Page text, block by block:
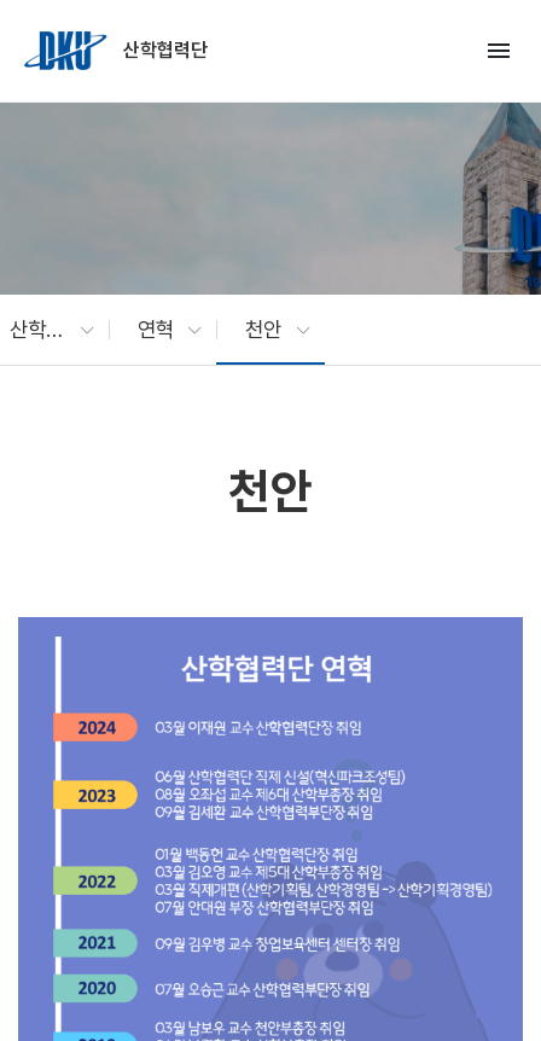
산학협력단
menu
산학협력단 소개 연혁 천안
천안